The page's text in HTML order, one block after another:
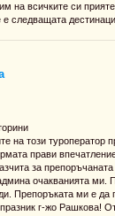
на всичките си
следващата
на този туроператор
прави
за
очакванията ми.
Препоръката ми е
г-жо Рашкова!